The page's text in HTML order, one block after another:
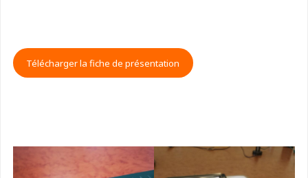
Télécharger la fiche de présentation